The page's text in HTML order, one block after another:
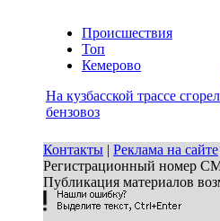
Происшествия
Топ
Кемерово
На кузбасской трассе сгорел
бензовоз
Контакты | Реклама на сайте
Регистрационный номер
Публикация материалов